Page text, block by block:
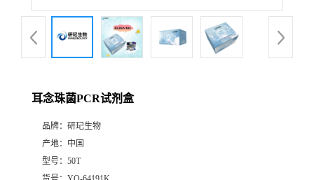
耳念珠菌PCR试剂盒
品牌： 研玘生物
产地： 中国
型号： 50T